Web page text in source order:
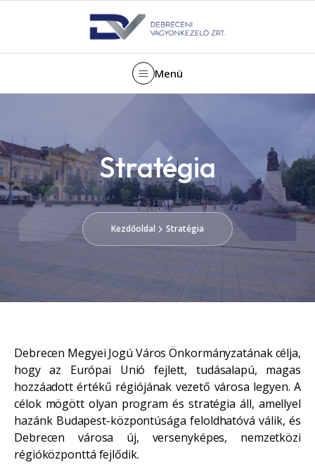
Menü
Stratégia
Kezdőoldal Stratégia
Debrecen Megyei Jogú Város Önkormányzatának célja,
hogy az Európai Unió fejlett, tudásalapú, magas
hozzáadott értékű régiójának vezető városa legyen. A
célok mögött olyan program és stratégia áll, amellyel
hazánk Budapest-központúsága feloldhatóvá válik, és
Debrecen városa új, versenyképes, nemzetközi
régióközponttá fejlődik.